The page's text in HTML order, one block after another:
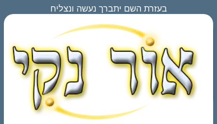
בעזרת השם יתברך נעשה ונצליח